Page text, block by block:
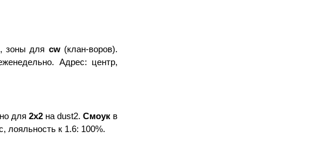
зоны для cw (клан-воров).
Адрес: центр,
для 2x2 на dust2. Смоук в
лояльность к 1.6: 100%.